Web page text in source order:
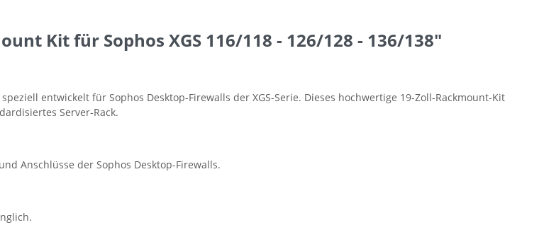
Kit für Sophos XGS 116/118 - 126/128 - 136/138"
entwickelt für Sophos Desktop-Firewalls der XGS-Serie. Dieses hochwertige 19-Zoll-Rackmount-Kit
Server-Rack.
Anschlüsse der Sophos Desktop-Firewalls.